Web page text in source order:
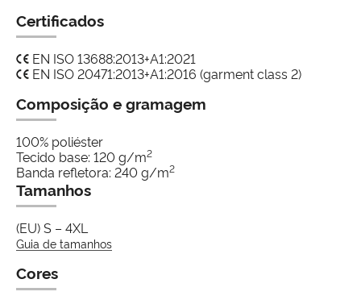
Certificados
EN ISO 13688:2013+A1:2021
EN ISO 20471:2013+A1:2016 (garment class 2)
Composição e gramagem
100% poliéster
Tecido base: 120 g/m2
Banda refletora: 240 g/m2
Tamanhos
(EU) S – 4XL
Guia de tamanhos
Cores